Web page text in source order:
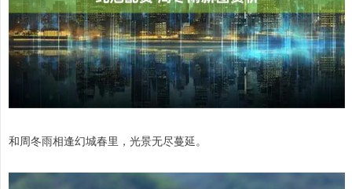
和周冬雨相逢幻城春里，光景无尽蔓延。